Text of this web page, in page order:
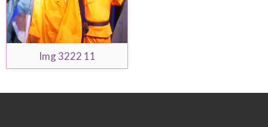
Img 3222 11